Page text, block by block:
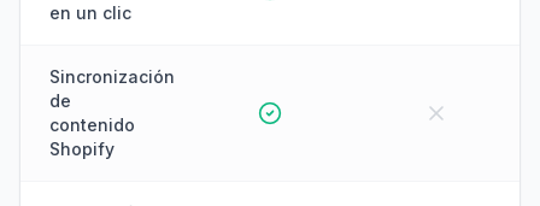
en un clic
Sincronización
de
contenido
Shopify